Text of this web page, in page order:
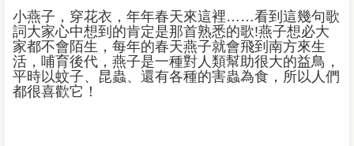
小燕子，穿花衣，年年春天來這裡……看到這幾句歌
詞大家心中想到的肯定是那首熟悉的歌!燕子想必大
家都不會陌生，每年的春天燕子就會飛到南方來生
活，哺育後代，燕子是一種對人類幫助很大的益鳥，
平時以蚊子、昆蟲、還有各種的害蟲為食，所以人們
都很喜歡它！